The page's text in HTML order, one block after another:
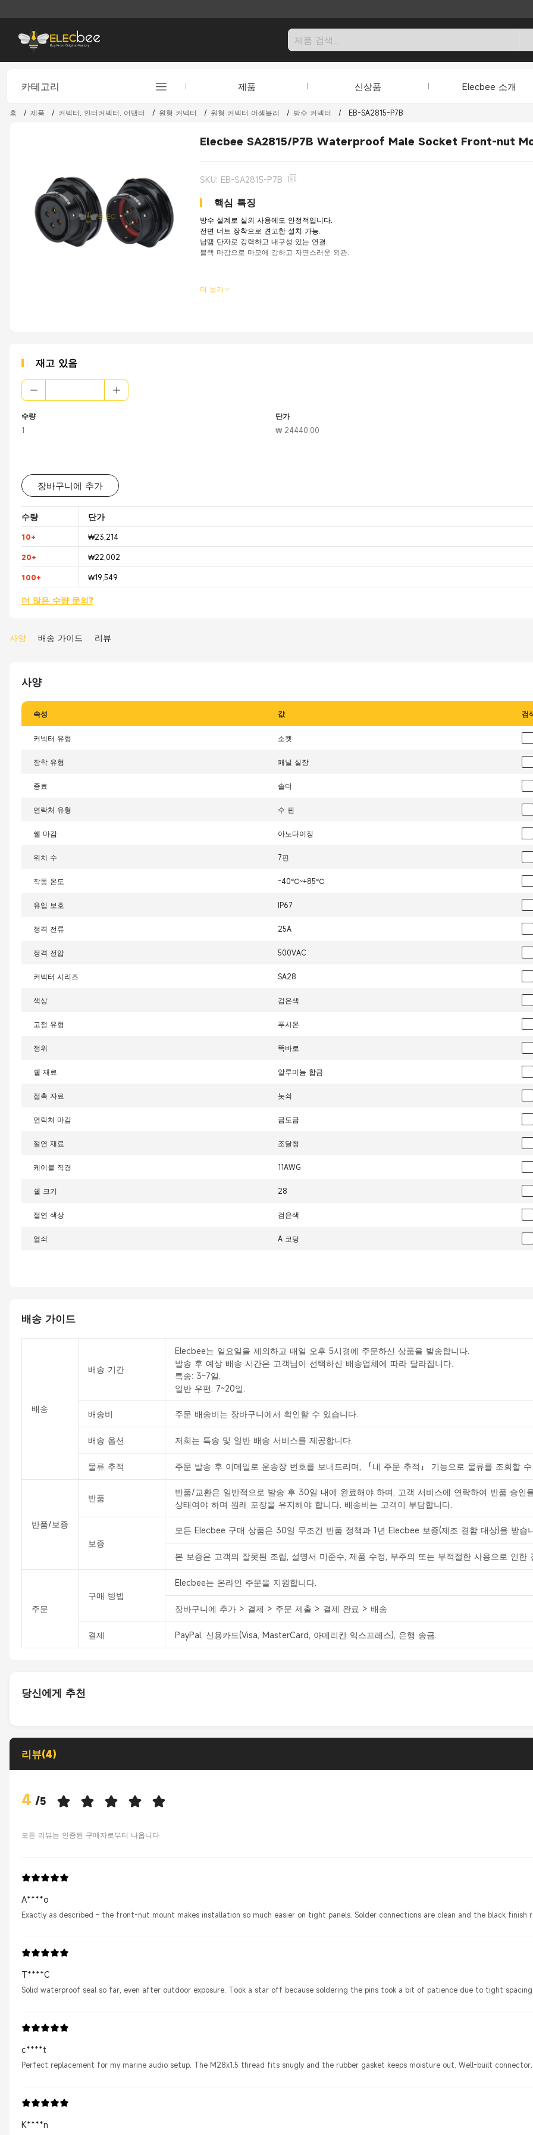
카테고리 제품 신상품 Elecbee 소개
홈 / 제품 / 커넥터, 인터커넥터, 어댑터 / 원형 커넥터 / 원형 커넥터 어셈블리 / 방수 커넥터 / EB-SA2815-P7B
Elecbee SA2815/P7B Waterproof Male Socket Front-nut
SKU: EB-SA2815-P7B
핵심 특징
방수 설계로 실외 사용에도 안정적입니다.
전면 너트 장착으로 견고한 설치 가능.
납땜 단자로 강력하고 내구성 있는 연결.
블랙 마감으로 마모에 강하고 자연스러운 외관.
더 보기
재고 있음
수량
1
단가
₩ 24440.00
장바구니에 추가
수량 단가
10+ ₩23,214
20+ ₩22,002
100+ ₩19,549
더 많은 수량 문의?
사양 배송 가이드 리뷰
사양
속성 값 검
커넥터 유형 소켓
장착 유형 패널 실장
종료 솔더
연락처 유형 수 핀
쉘 마감 아노다이징
위치 수 7핀
작동 온도 -40℃~+85℃
유입 보호 IP67
정격 전류 25A
정격 전압 500VAC
커넥터 시리즈 SA28
색상 검은색
고정 유형 푸시온
정위 똑바로
쉘 재료 알루미늄 합금
접촉 자료 놋쇠
연락처 마감 금도금
절연 재료 조달청
케이블 직경 11AWG
쉘 크기 28
절연 색상 검은색
열쇠 A 코딩
배송 가이드
배송
배송 기간
Elecbee는 일요일을 제외하고 매일 오후 5시경에 주문하신 상품을 발송합니다.
발송 후 예상 배송 시간은 고객님이 선택하신 배송업체에 따라 달라집니다.
특송: 3~7일.
일반 우편: 7~20일.
배송비 주문 배송비는 장바구니에서 확인할 수 있습니다.
배송 옵션 저희는 특송 및 일반 배송 서비스를 제공합니다.
물류 추적 주문 발송 후 이메일로 운송장 번호를 보내드리며, 「내 주문 추적」 기능으로 물류를 조회할
반품/보증
반품
반품/교환은 일반적으로 발송 후 30일 내에 완료해야 하며, 고객 서비스에 연락하여 반품 승인
상태여야 하며 원래 포장을 유지해야 합니다. 배송비는 고객이 부담합니다.
보증
모든 Elecbee 구매 상품은 30일 무조건 반품 정책과 1년 Elecbee 보증(제조 결함 대상)을 받습
본 보증은 고객의 잘못된 조립, 설명서 미준수, 제품 수정, 부주의 또는 부적절한 사용으로 인한
주문
구매 방법
Elecbee는 온라인 주문을 지원합니다.
장바구니에 추가 > 결제 > 주문 제출 > 결제 완료 > 배송
결제 PayPal, 신용카드(Visa, MasterCard, 아메리칸 익스프레스), 은행 송금.
당신에게 추천
리뷰(4)
4 /5
모든 리뷰는 인증된 구매자로부터 나옵니다
A****o
Exactly as described – the front-nut mount makes installation so much easier on tight panels. Solder connections are clean and the black finish
T****C
Solid waterproof seal so far, even after outdoor exposure. Took a star off because soldering the pins took a bit of patience due to tight spacing.
c****t
Perfect replacement for my marine audio setup. The M28x1.5 thread fits snugly and the rubber gasket keeps moisture out. Well-built connector.
K****n